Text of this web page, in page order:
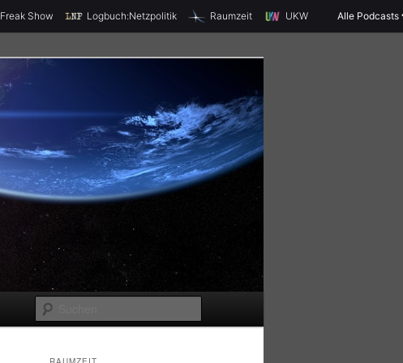
Freak Show Logbuch:Netzpolitik Raumzeit UKW Alle Podcasts
u